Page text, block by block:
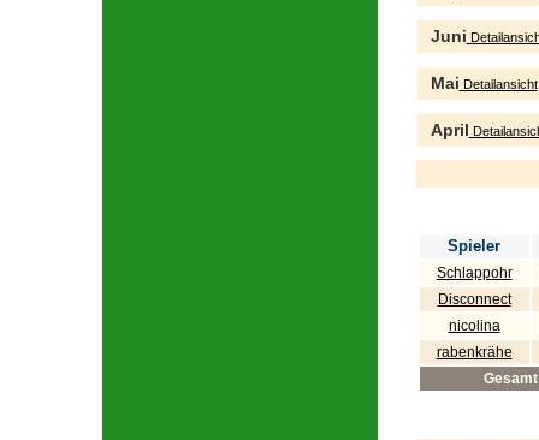
Juni
Mai Detailansicht
April
Spieler
Schlappohr
Disconnect
nicolina
rabenkrähe
Gesamt